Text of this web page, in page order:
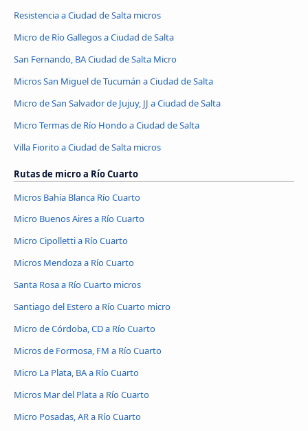
Resistencia a Ciudad de Salta micros
Micro de Río Gallegos a Ciudad de Salta
San Fernando, BA Ciudad de Salta Micro
Micros San Miguel de Tucumán a Ciudad de Salta
Micro de San Salvador de Jujuy, JJ a Ciudad de Salta
Micro Termas de Río Hondo a Ciudad de Salta
Villa Fiorito a Ciudad de Salta micros
Rutas de micro a Río Cuarto
Micros Bahía Blanca Río Cuarto
Micro Buenos Aires a Río Cuarto
Micro Cipolletti a Río Cuarto
Micros Mendoza a Río Cuarto
Santa Rosa a Río Cuarto micros
Santiago del Estero a Río Cuarto micro
Micro de Córdoba, CD a Río Cuarto
Micros de Formosa, FM a Río Cuarto
Micro La Plata, BA a Río Cuarto
Micros Mar del Plata a Río Cuarto
Micro Posadas, AR a Río Cuarto